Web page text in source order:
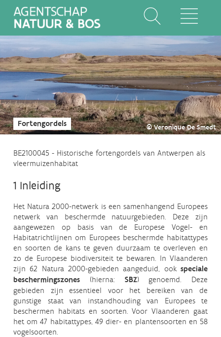
inhoud
Main
navigation
© Veronique De Smedt
Fortengordels
BE2100045 - Historische fortengordels van Antwerpen als
vleermuizenhabitat
1 Inleiding
Het Natura 2000-netwerk is een samenhangend Europees
netwerk van beschermde natuurgebieden. Deze zijn
aangewezen op basis van de Europese Vogel- en
Habitatrichtlijnen om Europees beschermde habitattypes
en soorten de kans te geven duurzaam te overleven en
zo de Europese biodiversiteit te bewaren. In Vlaanderen
zijn 62 Natura 2000-gebieden aangeduid, ook speciale
beschermingszones (hierna: SBZ) genoemd. Deze
gebieden zijn essentieel voor het bereiken van de
gunstige staat van instandhouding van Europees te
beschermen habitats en soorten. Voor Vlaanderen gaat
het om 47 habitattypes, 49 dier- en plantensoorten en 58
vogelsoorten.